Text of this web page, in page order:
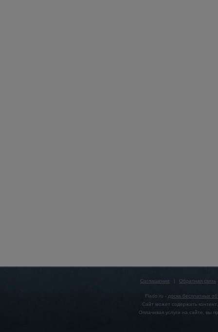
Соглашение | Обратная связь
Flado.ru - доска бесплатных
Сайт может содержать
Оплачивая услуги на сайте, вы